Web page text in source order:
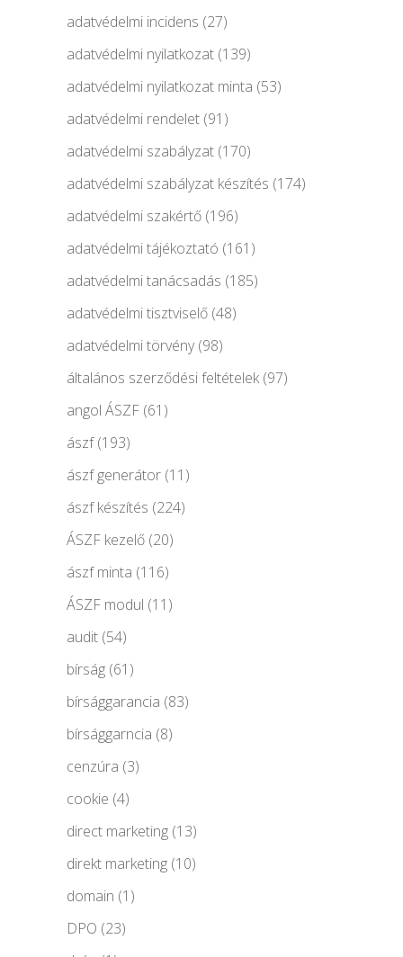
adatvédelmi incidens (27)
adatvédelmi nyilatkozat (139)
adatvédelmi nyilatkozat minta (53)
adatvédelmi rendelet (91)
adatvédelmi szabályzat (170)
adatvédelmi szabályzat készítés (174)
adatvédelmi szakértő (196)
adatvédelmi tájékoztató (161)
adatvédelmi tanácsadás (185)
adatvédelmi tisztviselő (48)
adatvédelmi törvény(98)
általános szerződési feltételek(97)
angol ÁSZF (61)
ászf(193)
ászf generátor (11)
ászf készítés (224)
ÁSZF kezelő (20)
ászf minta (116)
ÁSZF modul (11)
audit (54)
bírság (61)
bírsággarancia (83)
bírsággarncia (8)
cenzúra (3)
cookie (4)
direct marketing (13)
direkt marketing (10)
domain (1)
DPO (23)